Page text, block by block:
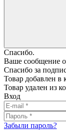
Спасибо.
Ваше сообщение
Спасибо за
Товар добавлен в
Товар удален из
Вход
Забыли пароль?